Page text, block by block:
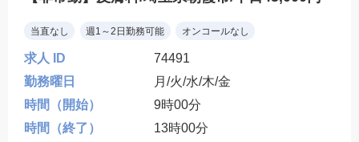
当直なし 週1～2日勤務可能 オンコールなし
求人 ID
74491
勤務曜日
月/火/水/木/金
時間（開始）
9時00分
時間（終了）
13時00分